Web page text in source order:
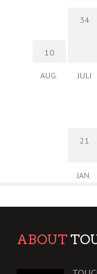
10
AUG.
34
JULI
21
JAN.
ABOUT